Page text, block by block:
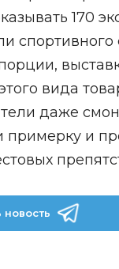
170
вида
даже
примерку и
новость